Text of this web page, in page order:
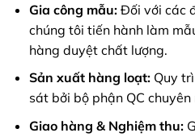
Gia công mẫu:Đối với các
chúng tôi tiến hành làm
hàng duyệt chất lượng.
Sản xuất hàng loạt:Quy
sát bởi bộ phận QC chuyên
Giao hàng & Nghiệm thu: